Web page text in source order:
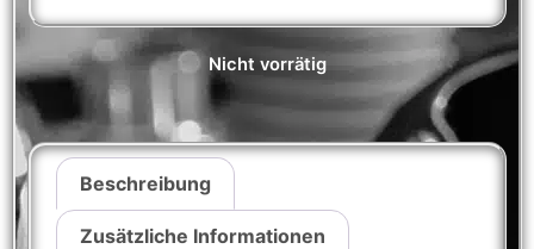
Nicht vorrätig
Beschreibung
Zusätzliche Informationen